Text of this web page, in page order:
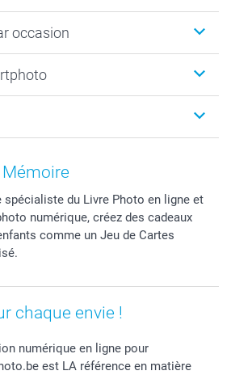
photo
occasion
du Livre Photo en ligne et
numérique, créez des cadeaux
comme un Jeu de Cartes
chaque envie !
numérique en ligne pour
est LA référence en matière